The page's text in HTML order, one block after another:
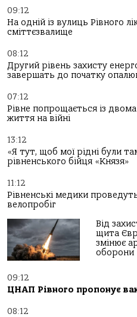
09:12
На одній із вулиць Рівного
сміттєзвалище
08:12
Другий рівень захисту
завершать до початку
07:12
Рівне попрощається із
життя на війні
13:12
«Я тут, щоб мої рідні були
рівненського бійця «Князя»
11:12
Рівненські медики
велопробіг
Від
щита
змінює
оборони
09:12
ЦНАП Рівного пропонує
08:12